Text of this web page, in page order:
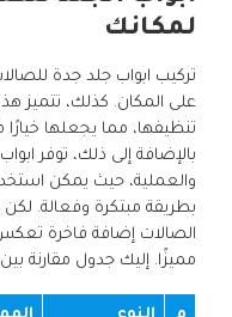
لمكانك
تركيب ابواب جلد جدة
على المكان. كذلك، تتميز
تنظيفها، مما يجعلها خيارًا
بالإضافة إلى ذلك، توفر
والعملية، حيث يمكن
بطريقة مبتكرة وفعالة. لكن
الصالات إضافة فاخرة
مميزًا. إليك جدول مقارنة بين